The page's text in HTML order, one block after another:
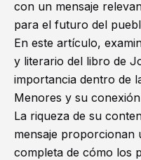
con un mensaje
para el futuro del
En este artículo,
y literario del libro de
importancia dentro de
Menores y su
La riqueza de su
mensaje proporcionan
completa de cómo los